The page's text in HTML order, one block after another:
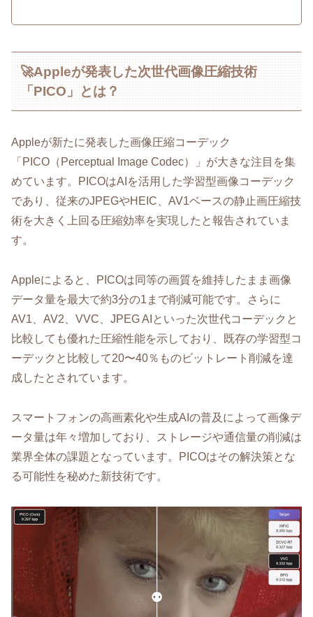
🚀Appleが発表した次世代画像圧縮技術
「PICO」とは？
Appleが新たに発表した画像圧縮コーデック
「PICO（Perceptual Image Codec）」が大きな注目を集
めています。PICOはAIを活用した学習型画像コーデック
であり、従来のJPEGやHEIC、AV1ベースの静止画圧縮技
術を大きく上回る圧縮効率を実現したと報告されていま
す。
Appleによると、PICOは同等の画質を維持したまま画像
データ量を最大で約3分の1まで削減可能です。さらに
AV1、AV2、VVC、JPEG AIといった次世代コーデックと
比較しても優れた圧縮性能を示しており、既存の学習型コ
ーデックと比較して20〜40％ものビットレート削減を達
成したとされています。
スマートフォンの高画素化や生成AIの普及によって画像デ
ータ量は年々増加しており、ストレージや通信量の削減は
業界全体の課題となっています。PICOはその解決策とな
る可能性を秘めた新技術です。